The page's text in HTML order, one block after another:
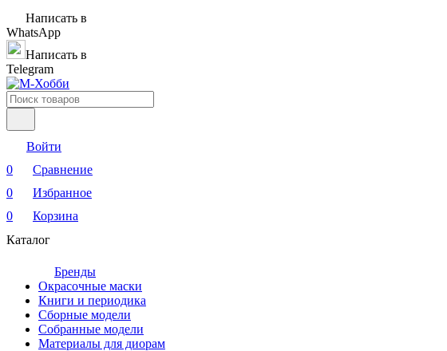
Написать в
WhatsApp
Написать в
Telegram
Войти
0
Сравнение
0
Избранное
0
Корзина
Каталог
Бренды
Окрасочные маски
Книги и периодика
Сборные модели
Собранные модели
Материалы для диорам